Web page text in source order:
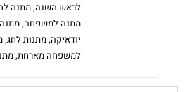
לראש השנה,מתנה
מתנה למשפחה,
יודאיקה,מתנות לחג,
למשפחה מארחת,